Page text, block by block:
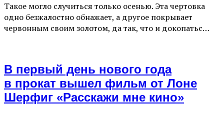
Такое могло случиться только осенью. Эта чертовка
одно безжалостно обнажает, а другое покрывает
червонным своим золотом, да так, что и докопатьс…
В первый день нового года
в прокат вышел фильм от Лоне
Шерфиг «Расскажи мне кино»